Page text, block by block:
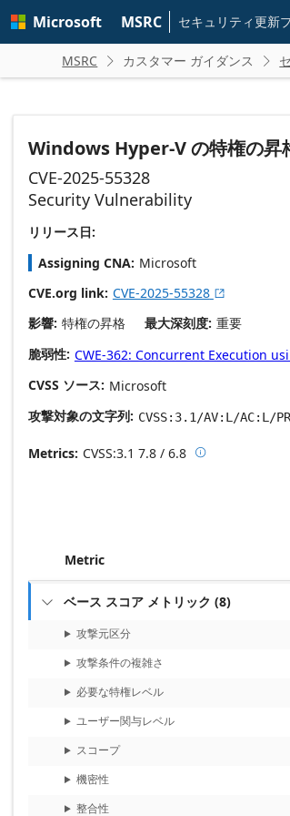
main
Microsoft MSRC セキュリティ更新
MSRC  カスタマー ガイダンス 
Windows Hyper-V の特権の昇
CVE-2025-55328
Security Vulnerability
リリース日:
Assigning CNA Microsoft
CVE.org link CVE-2025-55328 
影響 特権の昇格 最大深刻度 重要
脆弱性 CWE-362: Concurrent Execution
CVSS ソース Microsoft
攻撃対象の文字列
CVSS:3.1/AV:L/AC:L/
Metrics CVSS:3.1 7.8 / 6.8 Base score
Metric
 ベース スコア メトリック (8)
攻撃元区分
攻撃条件の複雑さ
必要な特権レベル
ユーザー関与レベル
スコープ
機密性
整合性